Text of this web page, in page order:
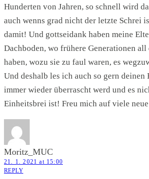
Hunderten von Jahren, so schnell wird
auch wenns grad nicht der letzte Schrei
damit! Und gottseidank haben meine
Dachboden, wo frühere Generationen all
haben, wozu sie zu faul waren, es
Und deshalb les ich auch so gern
immer wieder überrascht werd und es
Einheitsbrei ist! Freu mich auf viele
Moritz_MUC
21. 1. 2021 at 15:00
REPLY